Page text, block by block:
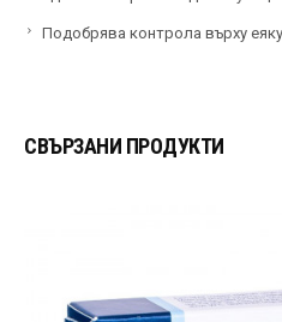
Подобрява контрола върху
СВЪРЗАНИ ПРОДУКТИ